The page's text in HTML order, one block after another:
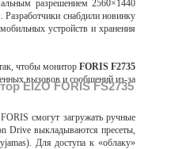
EIZO FORIS FS2735
разрешением 2560×1440
снабдили новинку
устройств и хранения
чтобы монитор FORIS F2735
вызовов и сообщений из-за
смогут загружать ручные
Drive выкладываются пресеты,
Для доступа к «облаку»